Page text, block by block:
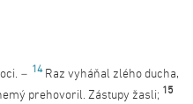
– 14 Raz vyháňal zlého ducha,
prehovoril. Zástupy žasli; 15